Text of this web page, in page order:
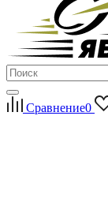
Сравнение0